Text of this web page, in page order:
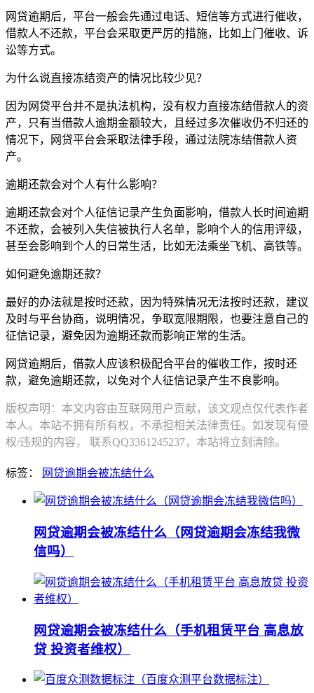
网贷逾期后，平台一般会先通过电话、短信等方式进行催收，
借款人不还款，平台会采取更严厉的措施，比如上门催收、诉
讼等方式。
为什么说直接冻结资产的情况比较少见？
因为网贷平台并不是执法机构，没有权力直接冻结借款人的资
产，只有当借款人逾期金额较大，且经过多次催收仍不归还的
情况下，网贷平台会采取法律手段，通过法院冻结借款人资
产。
逾期还款会对个人有什么影响？
逾期还款会对个人征信记录产生负面影响，借款人长时间逾期
不还款，会被列入失信被执行人名单，影响个人的信用评级，
甚至会影响到个人的日常生活，比如无法乘坐飞机、高铁等。
如何避免逾期还款？
最好的办法就是按时还款，因为特殊情况无法按时还款，建议
及时与平台协商，说明情况，争取宽限期限，也要注意自己的
征信记录，避免因为逾期还款而影响正常的生活。
网贷逾期后，借款人应该积极配合平台的催收工作，按时还
款，避免逾期还款，以免对个人征信记录产生不良影响。
版权声明：本文内容由互联网用户贡献，该文观点仅代表作者
本人。本站不拥有所有权，不承担相关法律责任。如发现有侵
权/违规的内容， 联系QQ3361245237，本站将立刻清除。
标签： 网贷逾期会被冻结什么
网贷逾期会被冻结什么（网贷逾期会冻结我微
信吗）
网贷逾期会被冻结什么（手机租赁平台 高息放
贷 投资者维权）